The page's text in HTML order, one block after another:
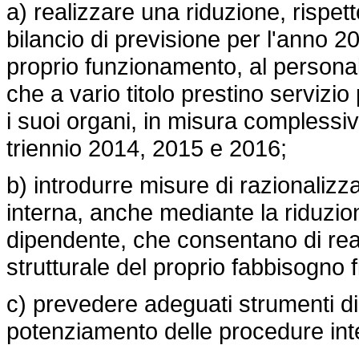
a) realizzare una riduzione,
bilancio di previsione per l'anno
proprio funzionamento, al
che a vario titolo prestino
i suoi organi, in misura
triennio 2014, 2015 e 2016;
b) introdurre misure di
interna, anche mediante la
dipendente, che consentano di
strutturale del proprio fabbisogno
c) prevedere adeguati strumenti
potenziamento delle procedure